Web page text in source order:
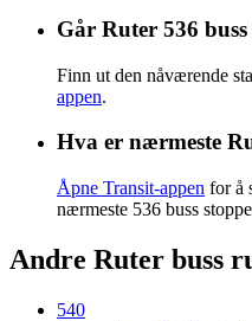
Går Ruter 536
Finn ut den nåværende
appen.
Hva er nærmeste
Åpne Transit-appen for å
nærmeste 536 buss
Andre Ruter buss
540